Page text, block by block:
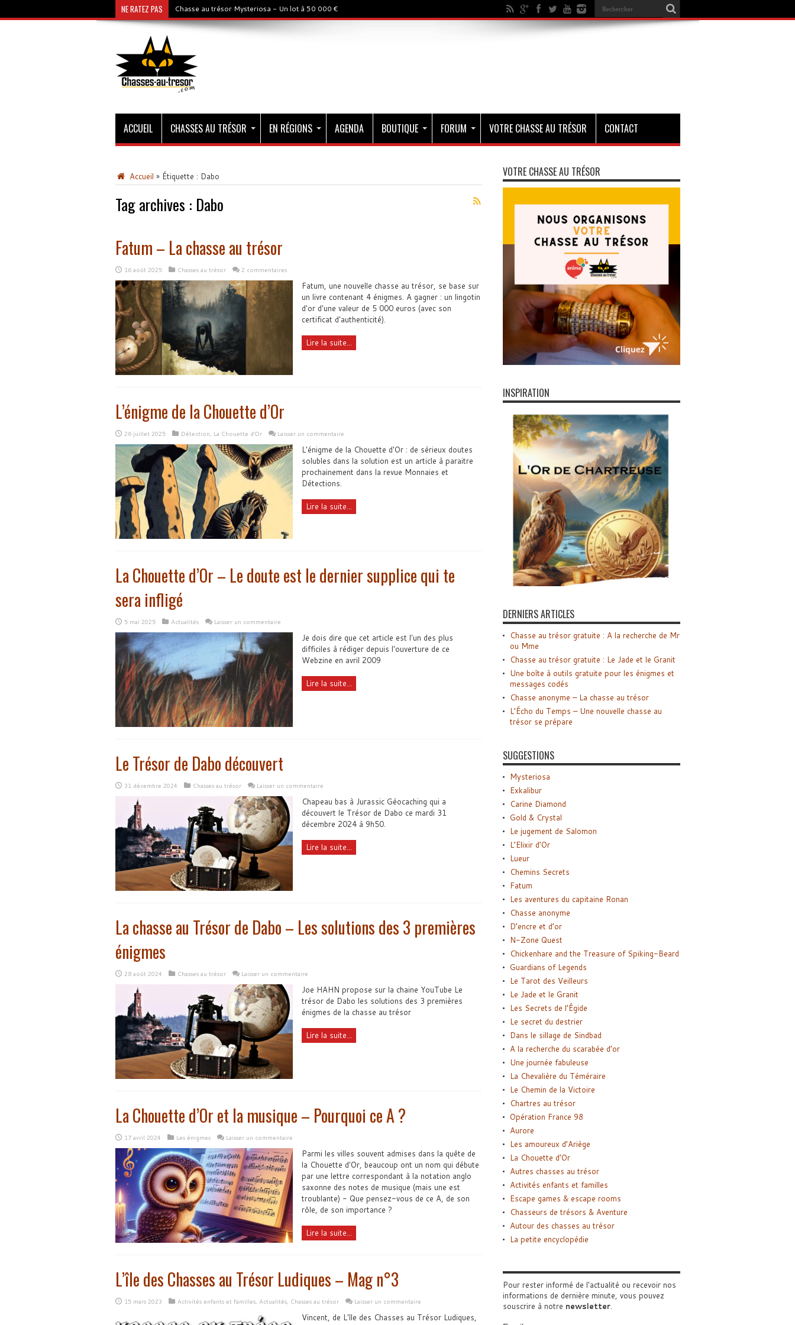
NE RATEZ PAS Chasse au trésor Mysteriosa - Un lot à 50 000 €
ACCUEIL CHASSES AU TRÉSOR EN RÉGIONS AGENDA BOUTIQUE FORUM VOTRE CHASSE AU TRÉSOR CONTACT
Accueil » Étiquette : Dabo
Tag archives : Dabo
Fatum – La chasse au trésor
16 août 2025 Chasses au trésor 2 commentaires
Fatum, une nouvelle chasse au trésor, se base sur
un livre contenant 4 énigmes. A gagner : un lingotin
d'or d'une valeur de 5 000 euros (avec son
certificat d'authenticité).
Lire la suite...
L’énigme de la Chouette d’Or
26 juillet 2025 Détection, La Chouette d'Or Laisser un commentaire
L'énigme de la Chouette d'Or : de sérieux doutes
solubles dans la solution est un article à paraitre
prochainement dans la revue Monnaies et
Détections.
Lire la suite...
La Chouette d’Or – Le doute est le dernier supplice qui te
sera infligé
5 mai 2025 Actualités Laisser un commentaire
Je dois dire que cet article est l'un des plus
difficiles à rédiger depuis l'ouverture de ce
Webzine en avril 2009
Lire la suite...
Le Trésor de Dabo découvert
31 décembre 2024 Chasses au trésor Laisser un commentaire
Chapeau bas à Jurassic Géocaching qui a
découvert le Trésor de Dabo ce mardi 31
décembre 2024 à 9h50.
Lire la suite...
La chasse au Trésor de Dabo – Les solutions des 3 premières
énigmes
28 août 2024 Chasses au trésor Laisser un commentaire
Joe HAHN propose sur la chaine YouTube Le
trésor de Dabo les solutions des 3 premières
énigmes de la chasse au trésor
Lire la suite...
La Chouette d’Or et la musique – Pourquoi ce A ?
17 avril 2024 Les énigmes Laisser un commentaire
Parmi les villes souvent admises dans la quête de
la Chouette d'Or, beaucoup ont un nom qui débute
par une lettre correspondant à la notation anglo
saxonne des notes de musique (mais une est
troublante) - Que pensez-vous de ce A, de son
rôle, de son importance ?
Lire la suite...
L’île des Chasses au Trésor Ludiques – Mag n°3
15 mars 2023 Activités enfants et familles, Actualités, Chasses au trésor Laisser un commentaire
Vincent, de L'île des Chasses au Trésor Ludiques,
VOTRE CHASSE AU TRÉSOR
INSPIRATION
DERNIERS ARTICLES
Chasse au trésor gratuite : A la recherche de Mr
ou Mme
Chasse au trésor gratuite : Le Jade et le Granit
Une boîte à outils gratuite pour les énigmes et
messages codés
Chasse anonyme – La chasse au trésor
L’Écho du Temps – Une nouvelle chasse au
trésor se prépare
SUGGESTIONS
Mysteriosa
Exkalibur
Carine Diamond
Gold & Crystal
Le jugement de Salomon
L’Elixir d’Or
Lueur
Chemins Secrets
Fatum
Les aventures du capitaine Ronan
Chasse anonyme
D’encre et d’or
N-Zone Quest
Chickenhare and the Treasure of Spiking-Beard
Guardians of Legends
Le Tarot des Veilleurs
Le Jade et le Granit
Les Secrets de l’Égide
Le secret du destrier
Dans le sillage de Sindbad
A la recherche du scarabée d’or
Une journée fabuleuse
La Chevalière du Téméraire
Le Chemin de la Victoire
Chartres au trésor
Opération France 98
Aurore
Les amoureux d’Ariège
La Chouette d’Or
Autres chasses au trésor
Activités enfants et familles
Escape games & escape rooms
Chasseurs de trésors & Aventure
Autour des chasses au trésor
La petite encyclopédie
Pour rester informé de l'actualité ou recevoir nos
informations de dernière minute, vous pouvez
souscrire à notre newsletter.